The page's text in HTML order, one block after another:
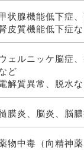
状腺機能低下症
皮質機能低下症
ェルニッケ脳症
ど
解質異常、脱水
膜炎、脳炎、脳
物中毒（向精神